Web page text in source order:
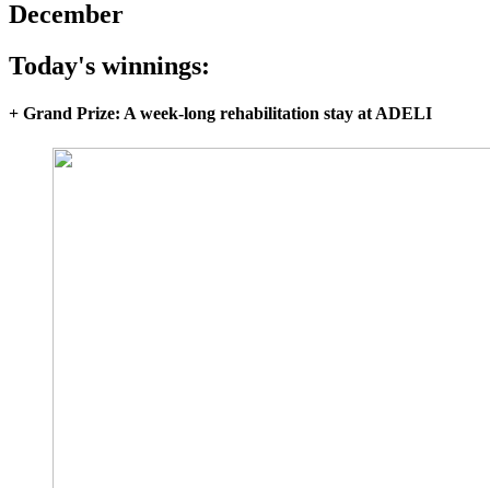
December
Today's winnings:
+ Grand Prize: A week-long rehabilitation stay at ADELI